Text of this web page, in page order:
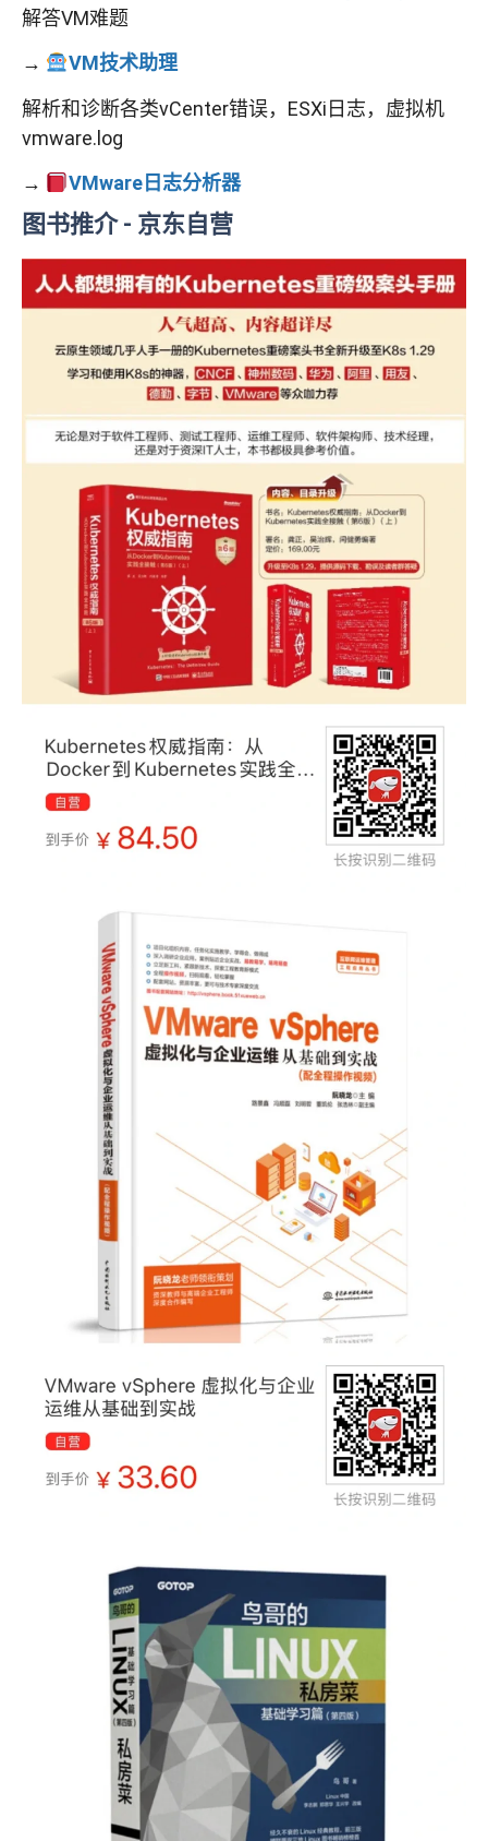
解答VM难题
→
VM技术助理
解析和诊断各类vCenter错误，ESXi日志，虚拟机
vmware.log
→
VMware日志分析器
图书推介 - 京东自营